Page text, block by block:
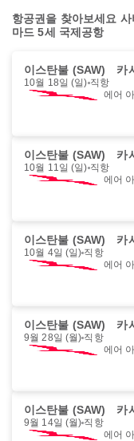
항공권을 찾아보세요
마드 5세 국제공항
이스탄불 (SAW) 카
10월 18일 (일) 직항
에어
이스탄불 (SAW) 카
10월 11일 (일) 직항
에어
이스탄불 (SAW) 카
10월 4일 (일) 직항
에어
이스탄불 (SAW) 카
9월 28일 (월) 직항
에어
이스탄불 (SAW) 카
9월 14일 (월) 직항
에어